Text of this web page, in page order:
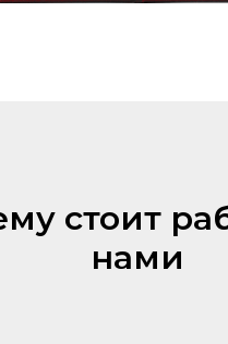
стоит
нами